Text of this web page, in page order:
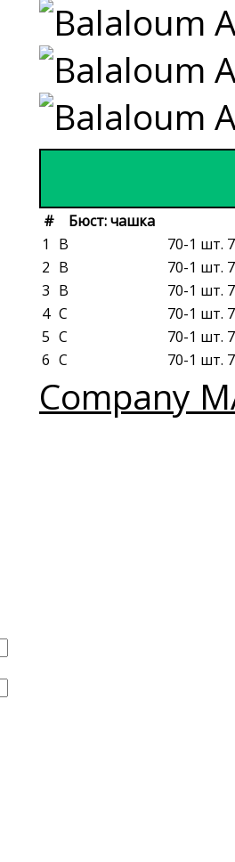
#
Бюст: чашка
1
B
70-1 шт.
2 B
70-1 шт.
3 B
70-1 шт.
4 C
70-1 шт.
5 C
70-1 шт.
6 C 70-1 шт.
Company